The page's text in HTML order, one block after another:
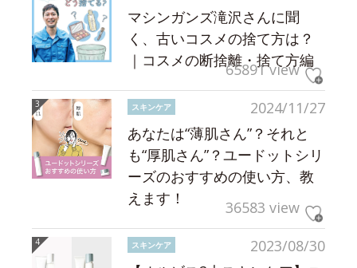
マシンガンズ滝沢さんに聞
く、古いコスメの捨て方は？
｜コスメの断捨離・捨て方編
65891 view
2024/11/27
スキンケア
あなたは“薄肌さん”？それと
も“厚肌さん”？ユードットシリ
ーズのおすすめの使い方、教
えます！
36583 view
2023/08/30
スキンケア